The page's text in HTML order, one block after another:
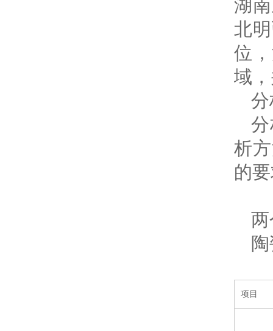
湖
北
位
域
析
的
项目